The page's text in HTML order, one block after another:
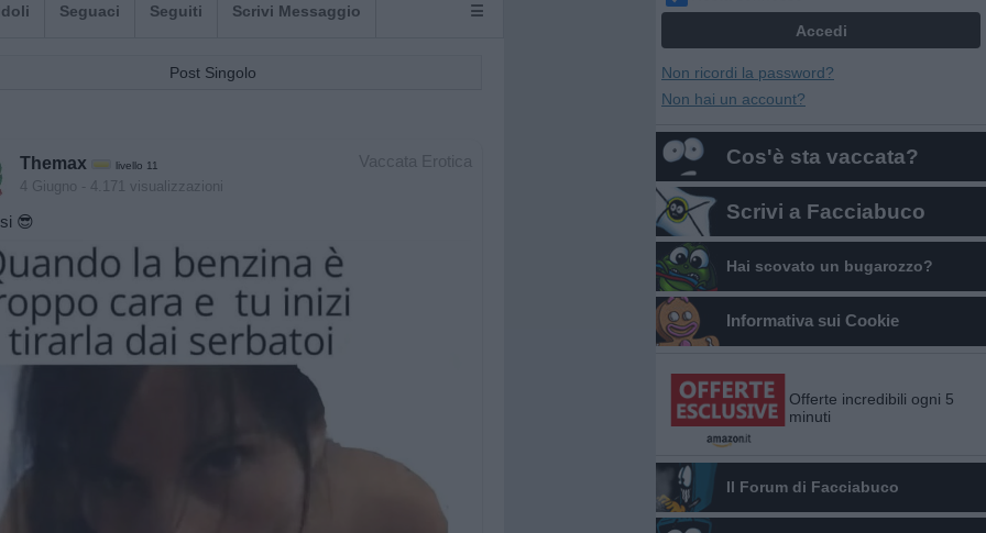
Seguaci Seguiti Scrivi Messaggio ☰
Post Singolo
Vaccata Erotica
Themax livello 11
4 Giugno - 4.171 visualizzazioni
😎
Non ricordi la password?
Non hai un account?
Cos'è sta vaccata?
Scrivi a Facciabuco
Hai scovato un bugarozzo?
Informativa sui Cookie
Offerte incredibili ogni 5
minuti
Il Forum di Facciabuco